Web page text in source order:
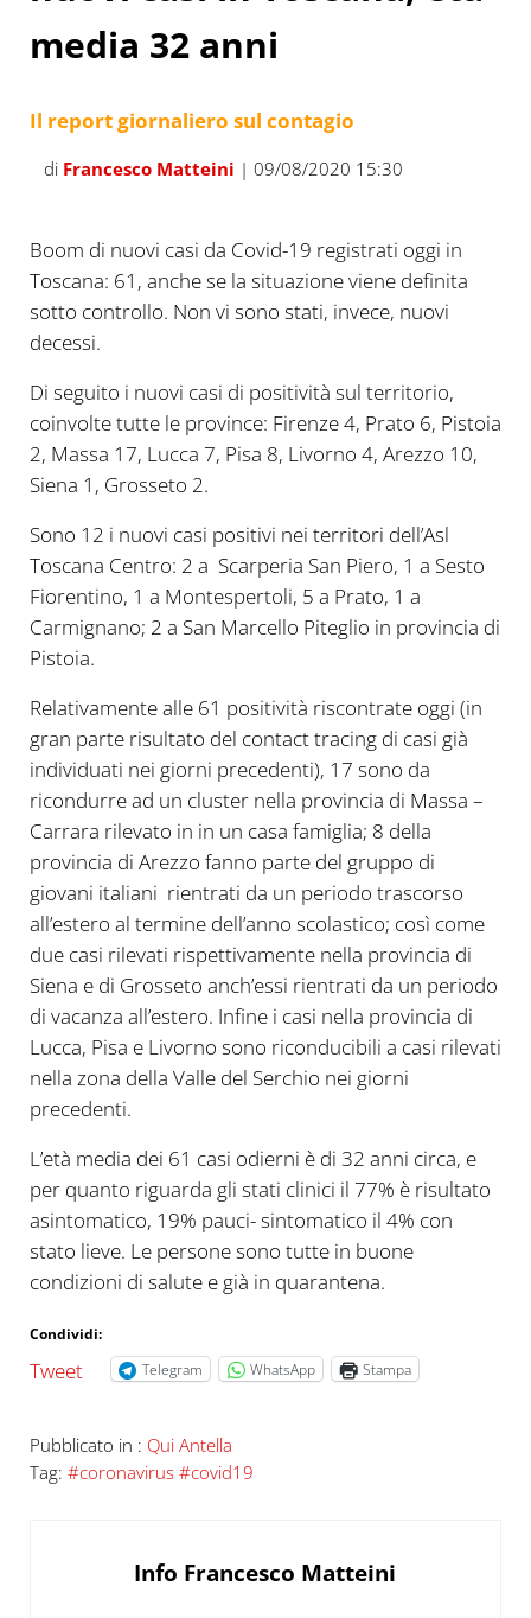
media 32 anni
Il report giornaliero sul contagio
di Francesco Matteini | 09/08/2020 15:30
Boom di nuovi casi da Covid-19 registrati oggi in
Toscana: 61, anche se la situazione viene definita
sotto controllo. Non vi sono stati, invece, nuovi
decessi.
Di seguito i nuovi casi di positività sul territorio,
coinvolte tutte le province: Firenze 4, Prato 6, Pistoia
2, Massa 17, Lucca 7, Pisa 8, Livorno 4, Arezzo 10,
Siena 1, Grosseto 2.
Sono 12 i nuovi casi positivi nei territori dell’Asl
Toscana Centro: 2 a Scarperia San Piero, 1 a Sesto
Fiorentino, 1 a Montespertoli, 5 a Prato, 1 a
Carmignano; 2 a San Marcello Piteglio in provincia di
Pistoia.
Relativamente alle 61 positività riscontrate oggi (in
gran parte risultato del contact tracing di casi già
individuati nei giorni precedenti), 17 sono da
ricondurre ad un cluster nella provincia di Massa –
Carrara rilevato in in un casa famiglia; 8 della
provincia di Arezzo fanno parte del gruppo di
giovani italiani rientrati da un periodo trascorso
all’estero al termine dell’anno scolastico; così come
due casi rilevati rispettivamente nella provincia di
Siena e di Grosseto anch’essi rientrati da un periodo
di vacanza all’estero. Infine i casi nella provincia di
Lucca, Pisa e Livorno sono riconducibili a casi rilevati
nella zona della Valle del Serchio nei giorni
precedenti.
L’età media dei 61 casi odierni è di 32 anni circa, e
per quanto riguarda gli stati clinici il 77% è risultato
asintomatico, 19% pauci- sintomatico il 4% con
stato lieve. Le persone sono tutte in buone
condizioni di salute e già in quarantena.
Condividi:
Tweet Telegram WhatsApp Stampa
Pubblicato in : Qui Antella
Tag: #coronavirus #covid19
Info Francesco Matteini